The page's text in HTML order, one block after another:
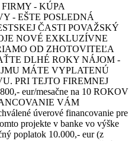
- KÚPA
- EŠTE POSLEDNÁ
ČASTI POVAŽSKÝ
NOVÉ EXKLUZÍVNE
OD ZHOTOVITEĽA
DLHÉ ROKY NÁJOM -
MÁTE VYPLATENÚ
PRI TEJTO FIREMNEJ
eur/mesačne na 10 ROKOV
VÁM
úverové financovanie pre
projekte v banke vo výške
poplatok 10.000,- eur (z